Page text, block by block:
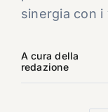
sinergia con i
A cura della
redazione